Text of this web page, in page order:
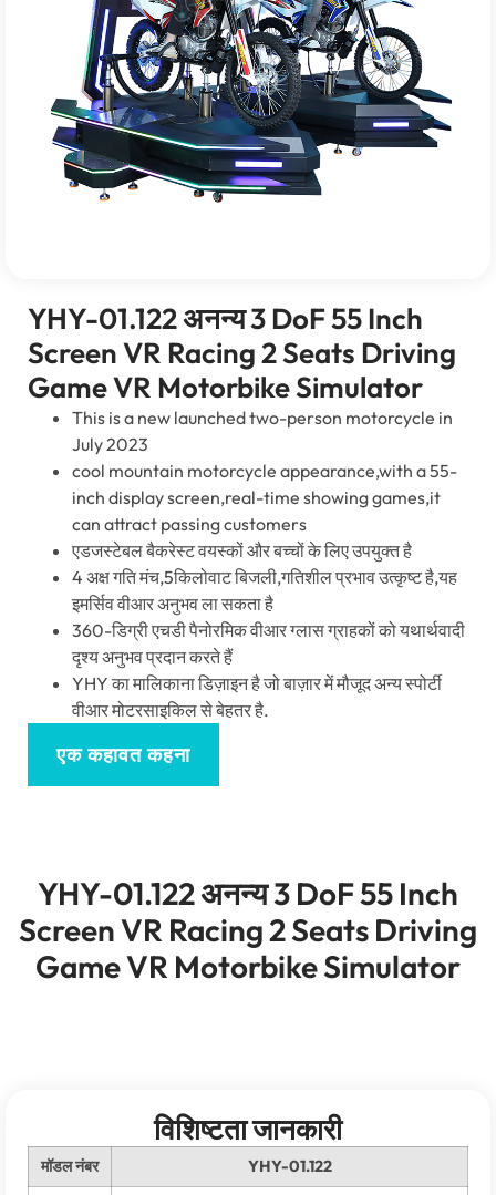
YHY-01.122 अनन्य 3DoF55Inch
Screen VR Racing2Seats Driving
Game VR Motorbike Simulator
This is a new launched two-person motorcycle in
July2023
cool mountain motorcycle appearance,with a 55-
inch display screen,real-time showing games,it
can attract passing customers
एडजस्टेबल बैकरेस्ट वयस्कों और बच्चों के लिए उपयुक्त है
4 अक्ष गति मंच,5किलोवाट बिजली,गतिशील प्रभाव उत्कृष्ट है,यह
इमर्सिव वीआर अनुभव ला सकता है
360-डिग्री एचडी पैनोरमिक वीआर ग्लास ग्राहकों को यथार्थवादी
दृश्य अनुभव प्रदान करते हैं
YHY का मालिकाना डिज़ाइन है जो बाज़ार में मौजूद अन्य स्पोर्टी
वीआर मोटरसाइकिल से बेहतर है.
एक कहावत कहना
YHY-01.122 अनन्य 3 DoF55 Inch
Screen VR Racing2Seats Driving
Game VR Motorbike Simulator
विशिष्टता जानकारी
मॉडल नंबर
YHY-01.122